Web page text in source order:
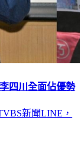
四川全面佔優勢
新聞LINE，